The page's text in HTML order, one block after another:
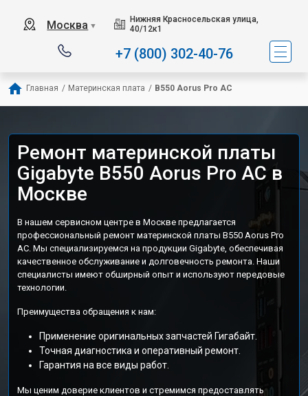
Москва ▼
Нижняя Красносельская улица,
40/12к1
+7 (800) 302-40-76
Главная / Материнская плата / B550 Aorus Pro AC
Ремонт материнской платы
Gigabyte B550 Aorus Pro AC в
Москве
В нашем сервисном центре в Москве предлагается
профессиональный ремонт материнской платы B550 Aorus Pro
AC. Мы специализируемся на продукции Gigabyte, обеспечивая
качественное обслуживание и долговечность ремонта. Наши
специалисты имеют обширный опыт и используют передовые
технологии.
Преимущества обращения к нам:
Применение оригинальных запчастей Гигабайт.
Точная диагностика и оперативный ремонт.
Гарантия на все виды работ.
Мы ценим доверие клиентов и стремимся предоставлять